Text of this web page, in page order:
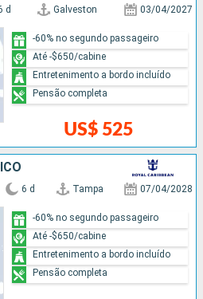
d Galveston 03/04/2027
US$ 525
-60% no segundo passageiro
Até -$650/cabine
Entretenimento a bordo incluído
Pensão completa
6 d Tampa 07/04/2028
-60% no segundo passageiro
Até -$650/cabine
Entretenimento a bordo incluído
Pensão completa